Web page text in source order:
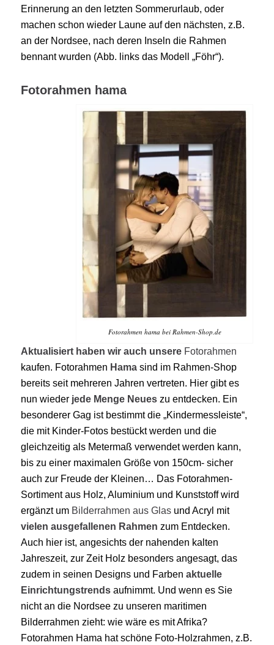
Erinnerung an den letzten Sommerurlaub, oder
machen schon wieder Laune auf den nächsten, z.B.
an der Nordsee, nach deren Inseln die Rahmen
bennant wurden (Abb. links das Modell „Föhr“).
Fotorahmen hama
Fotorahmen hama bei Rahmen-Shop.de
Aktualisiert haben wir auch unsere Fotorahmen
kaufen. Fotorahmen Hama sind im Rahmen-Shop
bereits seit mehreren Jahren vertreten. Hier gibt es
nun wieder jede Menge Neueszu entdecken. Ein
besonderer Gag ist bestimmt die „Kindermessleiste“,
die mit Kinder-Fotos bestückt werden und die
gleichzeitig als Metermaß verwendet werden kann,
bis zu einer maximalen Größe von 150cm- sicher
auch zur Freude der Kleinen… Das Fotorahmen-
Sortiment aus Holz, Aluminium und Kunststoff wird
ergänzt um Bilderrahmen aus Glasund Acryl mit
vielen ausgefallenen Rahmen zum Entdecken.
Auch hier ist, angesichts der nahenden kalten
Jahreszeit, zur Zeit Holz besonders angesagt, das
zudem in seinen Designs und Farben aktuelle
Einrichtungstrendsaufnimmt. Und wenn es Sie
nicht an die Nordsee zu unseren maritimen
Bilderrahmen zieht: wie wäre es mit Afrika?
Fotorahmen Hama hat schöne Foto-Holzrahmen, z.B.